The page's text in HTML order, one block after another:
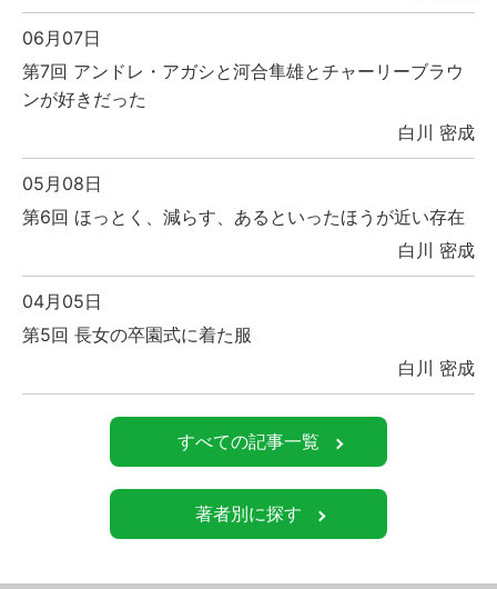
06月07日
第7回 アンドレ・アガシと河合隼雄とチャーリーブラウ
ンが好きだった
白川 密成
05月08日
第6回 ほっとく、減らす、あるといったほうが近い存在
白川 密成
04月05日
第5回 長女の卒園式に着た服
白川 密成
すべての記事一覧
著者別に探す